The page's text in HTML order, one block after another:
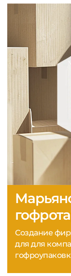
Создание
для для